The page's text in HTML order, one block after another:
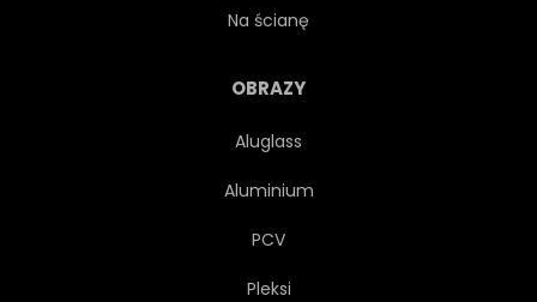
Na ścianę
OBRAZY
Aluglass
Aluminium
PCV
Pleksi